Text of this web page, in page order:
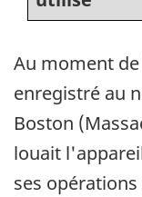
Au moment
enregistré au
Boston
louait
ses